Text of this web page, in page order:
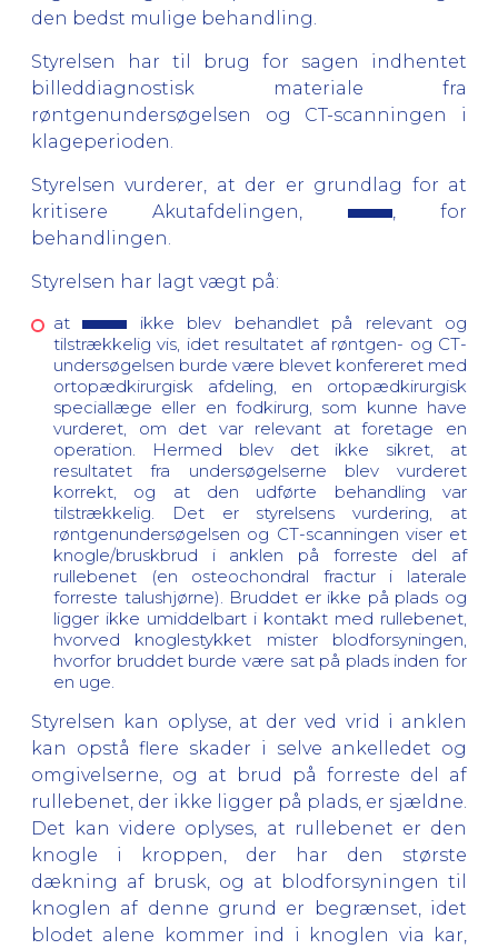
den bedst mulige behandling.
Styrelsen har til brug for sagen indhentet
billeddiagnostisk materiale fra
røntgenundersøgelsen og CT-scanningen i
klageperioden.
Styrelsen vurderer, at der er grundlag for at
kritisere Akutafdelingen,
, for
behandlingen.
Styrelsen har lagt vægt på:
at
ikke blev behandlet på relevant og
tilstrækkelig vis, idet resultatet af røntgen- og CT-
undersøgelsen burde være blevet konfereret med
ortopædkirurgisk afdeling, en ortopædkirurgisk
speciallæge eller en fodkirurg, som kunne have
vurderet, om det var relevant at foretage en
operation. Hermed blev det ikke sikret, at
resultatet fra undersøgelserne blev vurderet
korrekt, og at den udførte behandling var
tilstrækkelig. Det er styrelsens vurdering, at
røntgenundersøgelsen og CT-scanningen viser et
knogle/bruskbrud i anklen på forreste del af
rullebenet (en osteochondral fractur i laterale
forreste talushjørne). Bruddet er ikke på plads og
ligger ikke umiddelbart i kontakt med rullebenet,
hvorved knoglestykket mister blodforsyningen,
hvorfor bruddet burde være sat på plads inden for
en uge.
Styrelsen kan oplyse, at der ved vrid i anklen
kan opstå flere skader i selve ankelledet og
omgivelserne, og at brud på forreste del af
rullebenet, der ikke ligger på plads, er sjældne.
Det kan videre oplyses, at rullebenet er den
knogle i kroppen, der har den største
dækning af brusk, og at blodforsyningen til
knoglen af denne grund er begrænset, idet
blodet alene kommer ind i knoglen via kar,